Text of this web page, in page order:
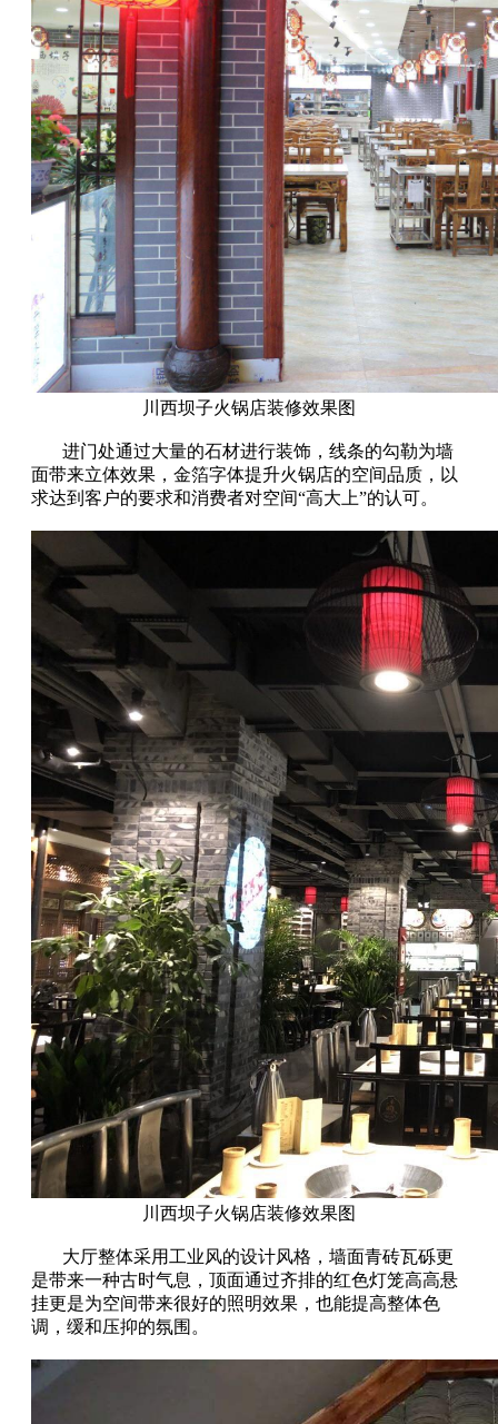
川西坝子火锅店装修效果图
进门处通过大量的石材进行装饰，线条的勾勒为墙
面带来立体效果，金箔字体提升火锅店的空间品质，以
求达到客户的要求和消费者对空间“高大上”的认可。
川西坝子火锅店装修效果图
大厅整体采用工业风的设计风格，墙面青砖瓦砾更
是带来一种古时气息，顶面通过齐排的红色灯笼高高悬
挂更是为空间带来很好的照明效果，也能提高整体色
调，缓和压抑的氛围。